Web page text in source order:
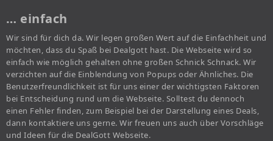
… einfach
Wir sind für dich da. Wir legen großen Wert auf die Einfachheit und
möchten, dass du Spaß bei Dealgott hast. Die Webseite wird so
einfach wie möglich gehalten ohne großen Schnick Schnack. Wir
verzichten auf die Einblendung von Popups oder Ähnliches. Die
Benutzerfreundlichkeit ist für uns einer der wichtigsten Faktoren
bei Entscheidung rund um die Webseite. Solltest du dennoch
einen Fehler finden, zum Beispiel bei der Darstellung eines Deals,
dann kontaktiere uns gerne. Wir freuen uns auch über Vorschläge
und Ideen für die DealGott Webseite.